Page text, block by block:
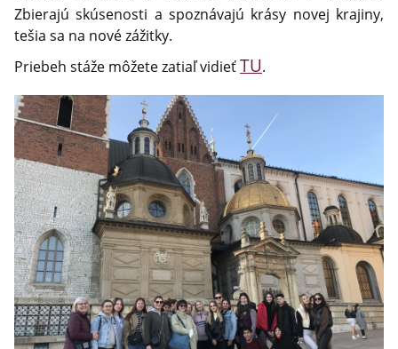
Zbierajú skúsenosti a spoznávajú krásy novej krajiny,
tešia sa na nové zážitky.
Priebeh stáže môžete zatiaľ vidieťTU.